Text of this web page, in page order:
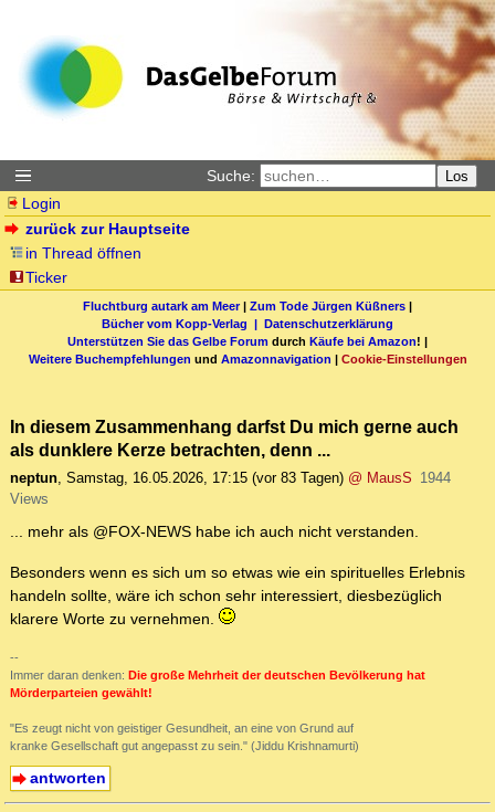
Suche: Los
Login
zurück zur Hauptseite
in Thread öffnen
Ticker
Fluchtburg autark am Meer| Zum Tode Jürgen Küßners |
Bücher vom Kopp-Verlag | Datenschutzerklärung
Unterstützen Sie das Gelbe Forum durch Käufe bei Amazon! |
Weitere Buchempfehlungen und Amazonnavigation | Cookie-Einstellungen
In diesem Zusammenhang darfst Du mich gerne auch
als dunklere Kerze betrachten, denn ...
neptun, Samstag, 16.05.2026, 17:15 (vor 83 Tagen) @ MausS 1944
Views
... mehr als @FOX-NEWS habe ich auch nicht verstanden.
Besonders wenn es sich um so etwas wie ein spirituelles Erlebnis
handeln sollte, wäre ich schon sehr interessiert, diesbezüglich
klarere Worte zu vernehmen.
--
Immer daran denken: Die große Mehrheit der deutschen Bevölkerung hat
Mörderparteien gewählt!
"Es zeugt nicht von geistiger Gesundheit, an eine von Grund auf
kranke Gesellschaft gut angepasst zu sein." (Jiddu Krishnamurti)
antworten